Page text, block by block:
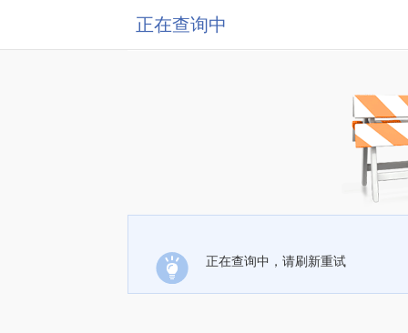
正在查询中
正在查询中，请刷新重试